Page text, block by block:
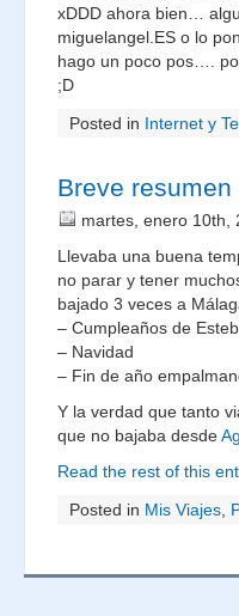
xDDD ahora bien…
miguelangel.ES o lo
hago un poco pos….
;D
Posted in Internet y
Breve
martes, enero 10th,
Llevaba una buena
no parar y tener
bajado 3 veces a
– Cumpleaños de
– Navidad
– Fin de año
Y la verdad que tanto
que no bajaba desde
Read the rest of this
Posted in Mis Viajes